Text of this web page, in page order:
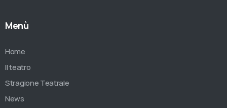
Menù
Home
Il teatro
Stragione Teatrale
News